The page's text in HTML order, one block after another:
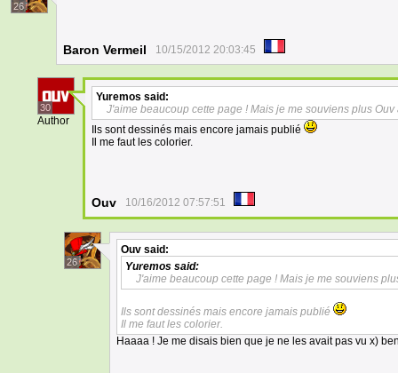
26
Baron Vermeil 10/15/2012 20:03:45
30
Author
Yuremos said:
J'aime beaucoup cette page ! Mais je me souviens plus
Ils sont dessinés mais encore jamais publié
Il me faut les colorier.
Ouv 10/16/2012 07:57:51
26
Ouv said:
Yuremos said:
J'aime beaucoup cette page ! Mais je me souviens
Ils sont dessinés mais encore jamais publié
Il me faut les colorier.
Haaaa ! Je me disais bien que je ne les avait pas vu x)